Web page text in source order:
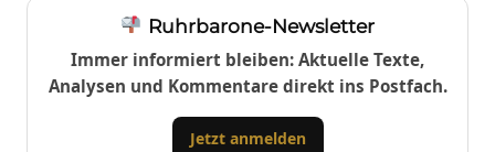
Ruhrbarone-Newsletter
Immer informiert bleiben: Aktuelle Texte,
Analysen und Kommentare direkt ins Postfach.
Jetzt anmelden